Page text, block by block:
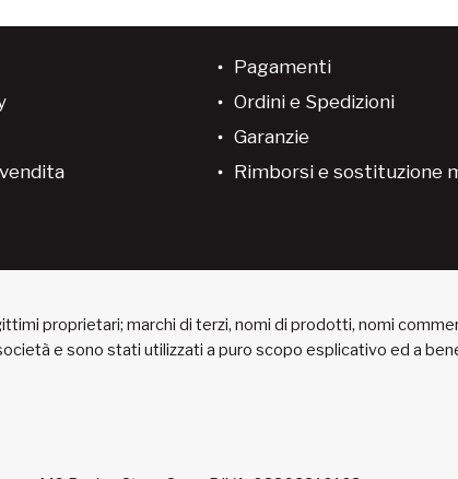
Pagamenti
Ordini e Spedizioni
Garanzie
Rimborsi e sostituzione
proprietari; marchi di terzi, nomi di prodotti, nomi
e sono stati utilizzati a puro scopo esplicativo ed a